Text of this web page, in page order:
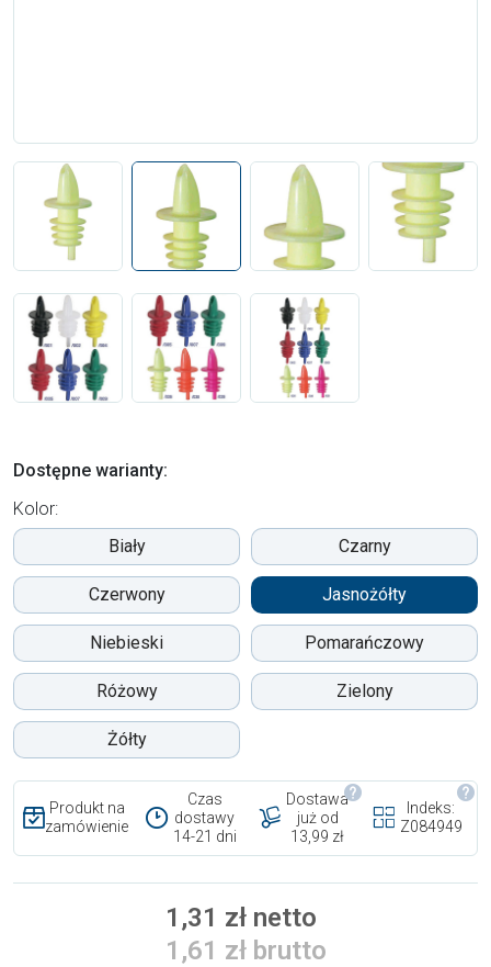
Dostępne warianty:
Kolor:
Biały
Czarny
Czerwony Jasnożółty
Niebieski Pomarańczowy
Różowy Zielony
Żółty
Produkt na
zamówienie
Czas
dostawy
14-21 dni
Dostawa
już od
13,99 zł
Indeks:
Z084949
1,31 zł netto
1,61 zł brutto